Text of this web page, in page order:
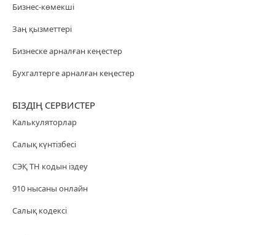
Бизнес-көмекші
Заң қызметтері
Бизнеске арналған кеңестер
Бухгалтерге арналған кеңестер
БІЗДІҢ СЕРВИСТЕР
Калькуляторлар
Салық күнтізбесі
СЭҚ ТН кодын іздеу
910 нысаны онлайн
Салық кодексі